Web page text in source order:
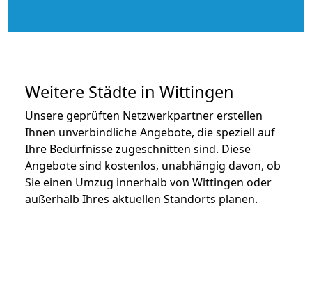
Weitere Städte in Wittingen
Unsere geprüften Netzwerkpartner erstellen
Ihnen unverbindliche Angebote, die speziell auf
Ihre Bedürfnisse zugeschnitten sind. Diese
Angebote sind kostenlos, unabhängig davon, ob
Sie einen Umzug innerhalb von Wittingen oder
außerhalb Ihres aktuellen Standorts planen.